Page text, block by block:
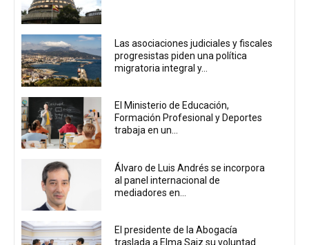
Las asociaciones judiciales y fiscales
progresistas piden una política
migratoria integral y...
El Ministerio de Educación,
Formación Profesional y Deportes
trabaja en un...
Álvaro de Luis Andrés se incorpora
al panel internacional de
mediadores en...
El presidente de la Abogacía
traslada a Elma Saiz su voluntad